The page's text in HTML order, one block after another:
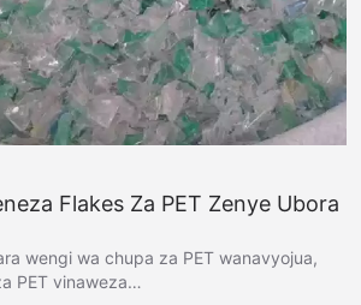
Flakes Za PET Zenye Ubora
wengi wa chupa za PET wanavyojua,
PET vinaweza…